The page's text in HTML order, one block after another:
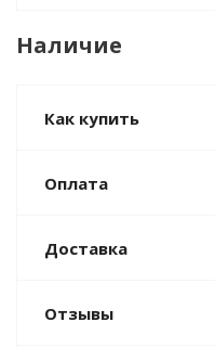
Наличие
Как купить
Оплата
Доставка
Отзывы